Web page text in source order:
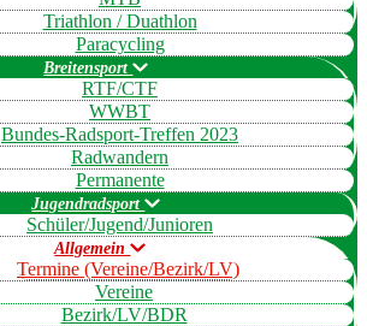
Triathlon / Duathlon
Paracycling
Breitensport
RTF/CTF
WWBT
Bundes-Radsport-Treffen 2023
Radwandern
Permanente
Jugendradsport
Schüler/Jugend/Junioren
Allgemein
Termine (Vereine/Bezirk/LV)
Vereine
Bezirk/LV/BDR